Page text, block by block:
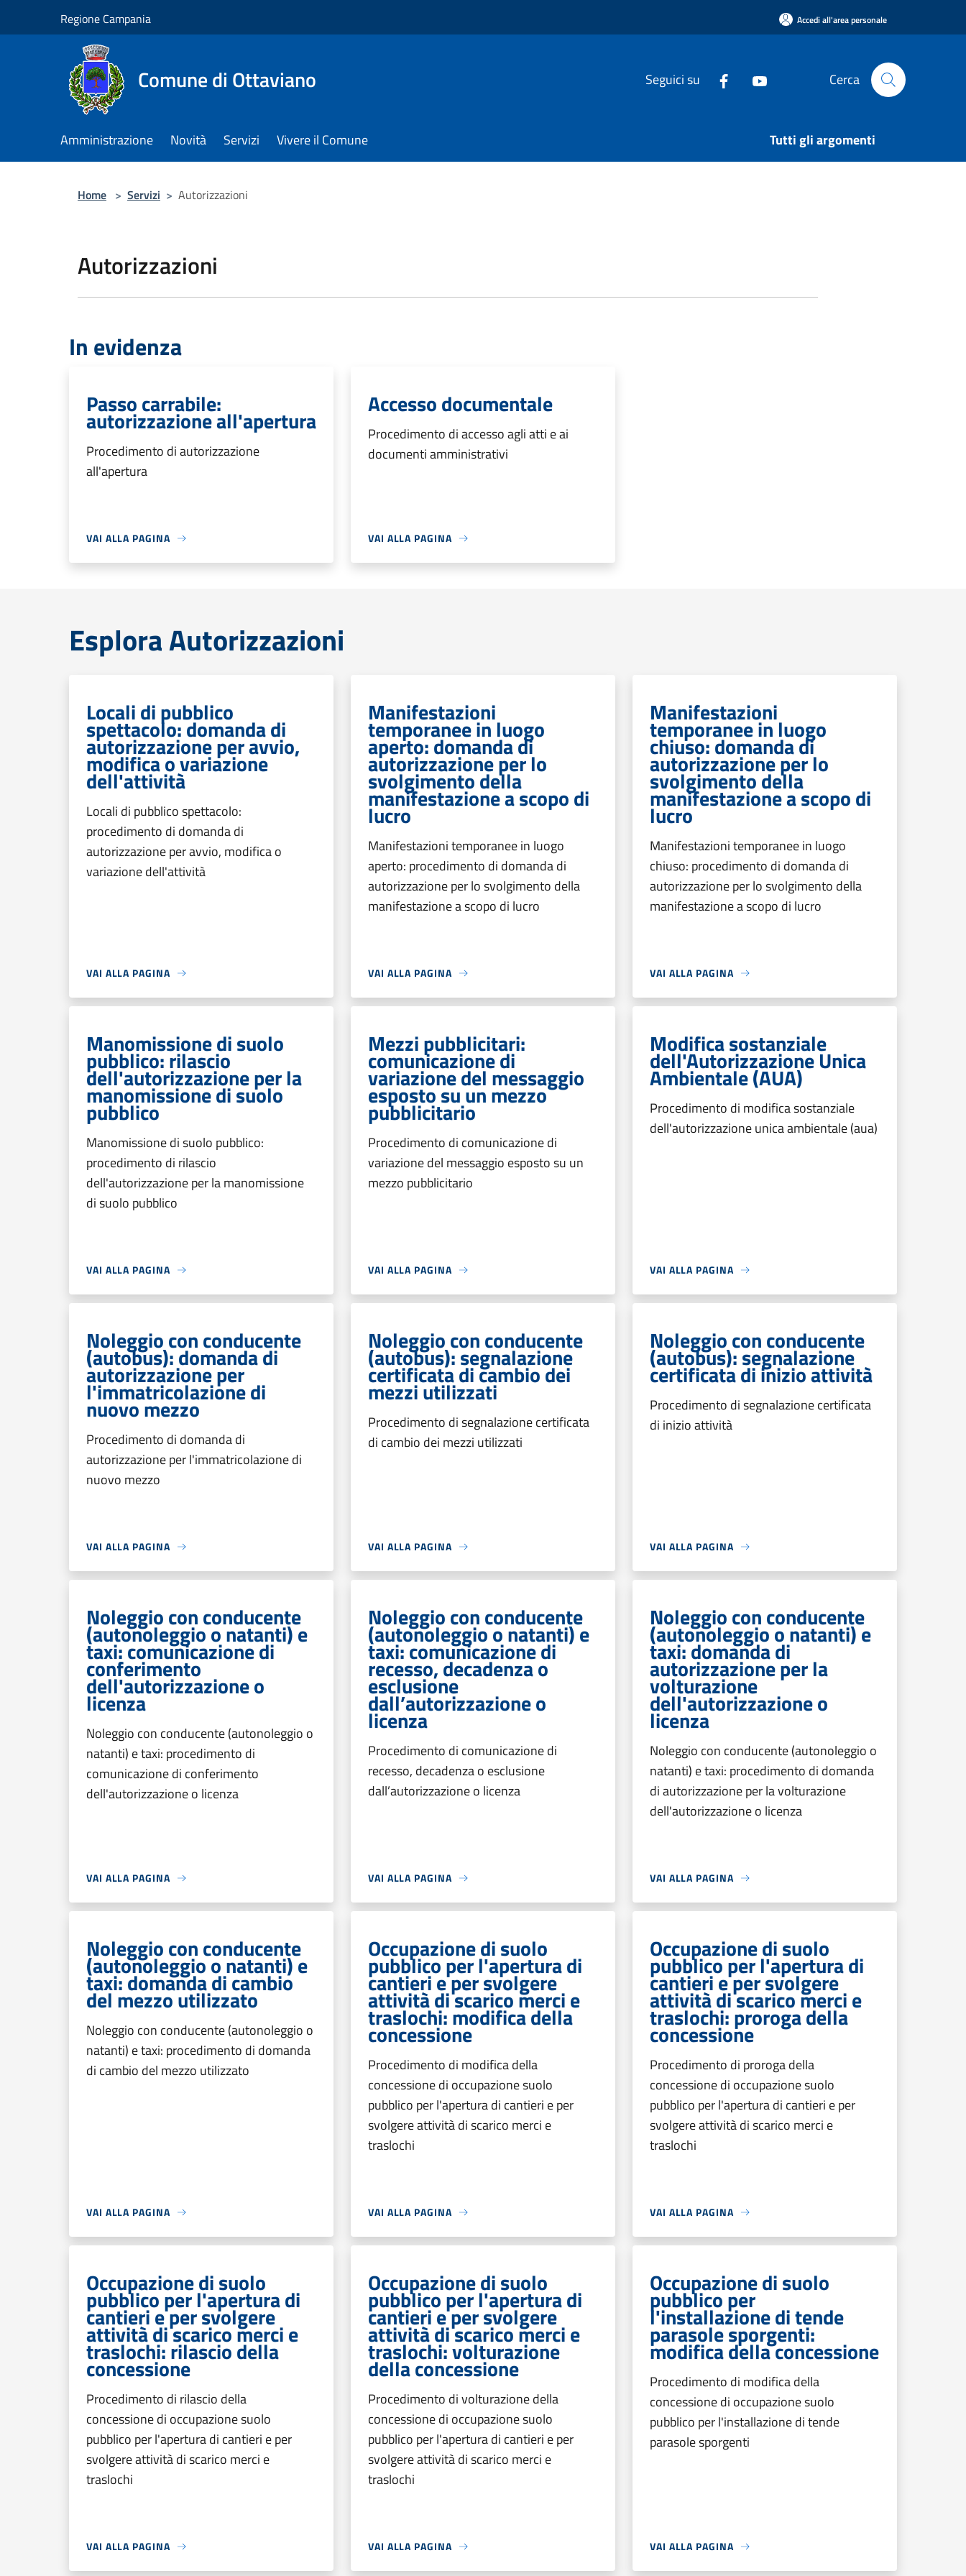
Regione Campania Accedi all'area personale
Comune di Ottaviano Seguici su Cerca
Amministrazione Novità Servizi Vivere il Comune Tutti gli argomenti
Home > Servizi > Autorizzazioni
Autorizzazioni
In evidenza
Passo carrabile:
autorizzazione all'apertura
Procedimento di autorizzazione
all'apertura
VAI ALLA PAGINA
Accesso documentale
Procedimento di accesso agli atti e ai
documenti amministrativi
VAI ALLA PAGINA
Esplora Autorizzazioni
Locali di pubblico
spettacolo: domanda di
autorizzazione per avvio,
modifica o variazione
dell'attività
Locali di pubblico spettacolo:
procedimento di domanda di
autorizzazione per avvio, modifica o
variazione dell'attività
VAI ALLA PAGINA
Manifestazioni
temporanee in luogo
aperto: domanda di
autorizzazione per lo
svolgimento della
manifestazione a scopo di
lucro
Manifestazioni temporanee in luogo
aperto: procedimento di domanda di
autorizzazione per lo svolgimento della
manifestazione a scopo di lucro
VAI ALLA PAGINA
Manifestazioni
temporanee in luogo
chiuso: domanda di
autorizzazione per lo
svolgimento della
manifestazione a scopo di
lucro
Manifestazioni temporanee in luogo
chiuso: procedimento di domanda di
autorizzazione per lo svolgimento della
manifestazione a scopo di lucro
VAI ALLA PAGINA
Manomissione di suolo
pubblico: rilascio
dell'autorizzazione per la
manomissione di suolo
pubblico
Manomissione di suolo pubblico:
procedimento di rilascio
dell'autorizzazione per la manomissione
di suolo pubblico
VAI ALLA PAGINA
Mezzi pubblicitari:
comunicazione di
variazione del messaggio
esposto su un mezzo
pubblicitario
Procedimento di comunicazione di
variazione del messaggio esposto su un
mezzo pubblicitario
VAI ALLA PAGINA
Modifica sostanziale
dell'Autorizzazione Unica
Ambientale (AUA)
Procedimento di modifica sostanziale
dell'autorizzazione unica ambientale (aua)
VAI ALLA PAGINA
Noleggio con conducente
(autobus): domanda di
autorizzazione per
l'immatricolazione di
nuovo mezzo
Procedimento di domanda di
autorizzazione per l'immatricolazione di
nuovo mezzo
VAI ALLA PAGINA
Noleggio con conducente
(autobus): segnalazione
certificata di cambio dei
mezzi utilizzati
Procedimento di segnalazione certificata
di cambio dei mezzi utilizzati
VAI ALLA PAGINA
Noleggio con conducente
(autobus): segnalazione
certificata di inizio attività
Procedimento di segnalazione certificata
di inizio attività
VAI ALLA PAGINA
Noleggio con conducente
(autonoleggio o natanti) e
taxi: comunicazione di
conferimento
dell'autorizzazione o
licenza
Noleggio con conducente (autonoleggio o
natanti) e taxi: procedimento di
comunicazione di conferimento
dell'autorizzazione o licenza
VAI ALLA PAGINA
Noleggio con conducente
(autonoleggio o natanti) e
taxi: comunicazione di
recesso, decadenza o
esclusione
dall’autorizzazione o
licenza
Procedimento di comunicazione di
recesso, decadenza o esclusione
dall’autorizzazione o licenza
VAI ALLA PAGINA
Noleggio con conducente
(autonoleggio o natanti) e
taxi: domanda di
autorizzazione per la
volturazione
dell'autorizzazione o
licenza
Noleggio con conducente (autonoleggio o
natanti) e taxi: procedimento di domanda
di autorizzazione per la volturazione
dell'autorizzazione o licenza
VAI ALLA PAGINA
Noleggio con conducente
(autonoleggio o natanti) e
taxi: domanda di cambio
del mezzo utilizzato
Noleggio con conducente (autonoleggio o
natanti) e taxi: procedimento di domanda
di cambio del mezzo utilizzato
VAI ALLA PAGINA
Occupazione di suolo
pubblico per l'apertura di
cantieri e per svolgere
attività di scarico merci e
traslochi: modifica della
concessione
Procedimento di modifica della
concessione di occupazione suolo
pubblico per l'apertura di cantieri e per
svolgere attività di scarico merci e
traslochi
VAI ALLA PAGINA
Occupazione di suolo
pubblico per l'apertura di
cantieri e per svolgere
attività di scarico merci e
traslochi: proroga della
concessione
Procedimento di proroga della
concessione di occupazione suolo
pubblico per l'apertura di cantieri e per
svolgere attività di scarico merci e
traslochi
VAI ALLA PAGINA
Occupazione di suolo
pubblico per l'apertura di
cantieri e per svolgere
attività di scarico merci e
traslochi: rilascio della
concessione
Procedimento di rilascio della
concessione di occupazione suolo
pubblico per l'apertura di cantieri e per
svolgere attività di scarico merci e
traslochi
VAI ALLA PAGINA
Occupazione di suolo
pubblico per l'apertura di
cantieri e per svolgere
attività di scarico merci e
traslochi: volturazione
della concessione
Procedimento di volturazione della
concessione di occupazione suolo
pubblico per l'apertura di cantieri e per
svolgere attività di scarico merci e
traslochi
VAI ALLA PAGINA
Occupazione di suolo
pubblico per
l'installazione di tende
parasole sporgenti:
modifica della concessione
Procedimento di modifica della
concessione di occupazione suolo
pubblico per l'installazione di tende
parasole sporgenti
VAI ALLA PAGINA